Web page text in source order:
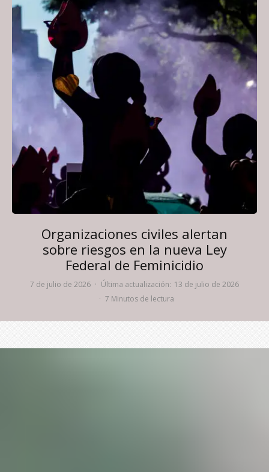
Organizaciones civiles alertan
sobre riesgos en la nueva Ley
Federal de Feminicidio
7 de julio de 2026 · Última actualización: 13 de julio de 2026
· 7 Minutos de lectura